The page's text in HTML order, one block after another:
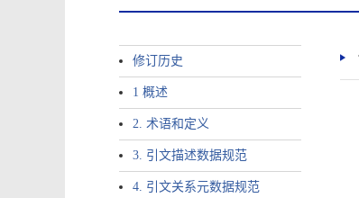
修订历史
1 概述
2. 术语和定义
3. 引文描述数据规范
4. 引文关系元数据规范